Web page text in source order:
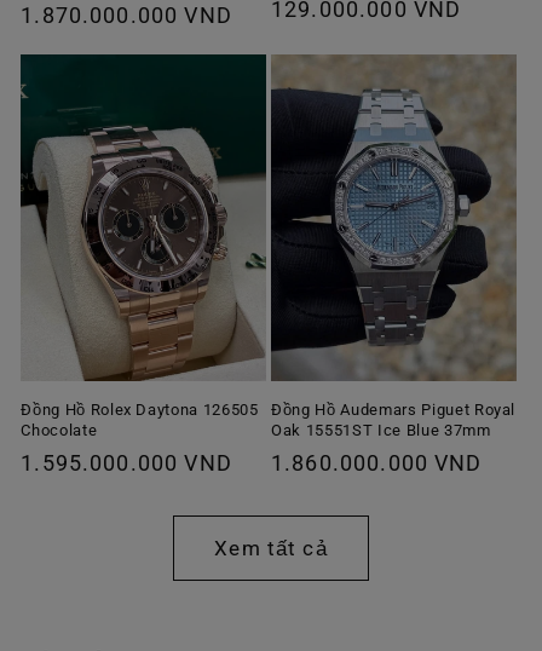
thông
ưu
1.870.000.000 VND
Giá
thường
129.000.000 VND
Đồng Hồ Rolex Daytona 126505
Chocolate
Giá
1.595.000.000 VND
Đồng Hồ Audemars Piguet Royal
Oak 15551ST Ice Blue 37mm
Giá
thường
1.860.000.000 VND
Xem tất cả